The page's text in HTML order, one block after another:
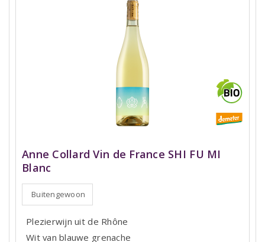
Anne Collard Vin de France SHI FU MI
Blanc
Buitengewoon
Plezierwijn uit de Rhône
Wit van blauwe grenache